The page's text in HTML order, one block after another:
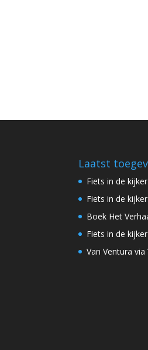
Laatst
Fiets in de
Fiets in de
Boek Het
Fiets in de
Van Ventura